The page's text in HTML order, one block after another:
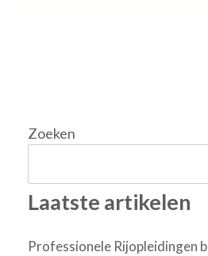
Zoeken
Laatste artikelen
Professionele Rijopleidingen